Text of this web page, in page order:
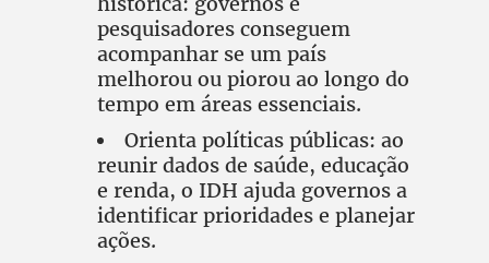
pesquisadores conseguem
acompanhar se um país
melhorou ou piorou ao longo do
tempo em áreas essenciais.
Orienta políticas públicas: ao
reunir dados de saúde, educação
e renda, o IDH ajuda governos a
identificar prioridades e planejar
ações.